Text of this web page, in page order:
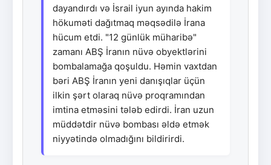
dayandırdı və İsrail iyun ayında hakim
hökuməti dağıtmaq məqsədilə İrana
hücum etdi. "12 günlük müharibə"
zamanı ABŞ İranın nüvə obyektlərini
bombalamağa qoşuldu. Həmin vaxtdan
bəri ABŞ İranın yeni danışıqlar üçün
ilkin şərt olaraq nüvə proqramından
imtina etməsini tələb edirdi. İran uzun
müddətdir nüvə bombası əldə etmək
niyyətində olmadığını bildirirdi.